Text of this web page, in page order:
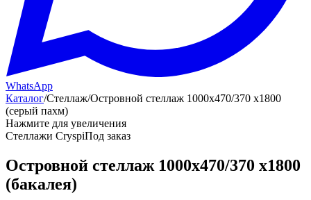
WhatsApp
Каталог/Стеллаж/Островной стеллаж 1000х470/370 х1800
(серый пахм)
Нажмите для увеличения
Стеллажи CryspiПод заказ
Островной стеллаж 1000х470/370 х1800
(бакалея)